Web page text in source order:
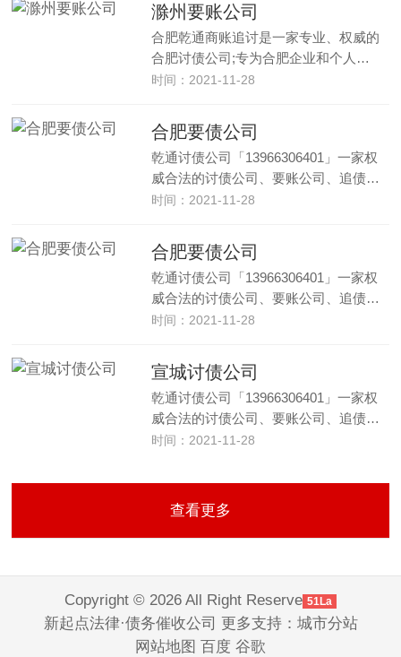
滁州要账公司
合肥乾通商账追讨是一家专业、权威的
合肥讨债公司;专为合肥企业和个人…
时间：2021-11-28
合肥要债公司
乾通讨债公司「13966306401」一家权
威合法的讨债公司、要账公司、追债…
时间：2021-11-28
合肥要债公司
乾通讨债公司「13966306401」一家权
威合法的讨债公司、要账公司、追债…
时间：2021-11-28
宣城讨债公司
乾通讨债公司「13966306401」一家权
威合法的讨债公司、要账公司、追债…
时间：2021-11-28
查看更多
Copyright © 2026 All Right Reserve 51La
新起点法律·债务催收公司 更多支持： 城市分站
网站地图
百度 谷歌